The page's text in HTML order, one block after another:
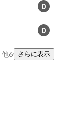
0
0
他6件さらに表示